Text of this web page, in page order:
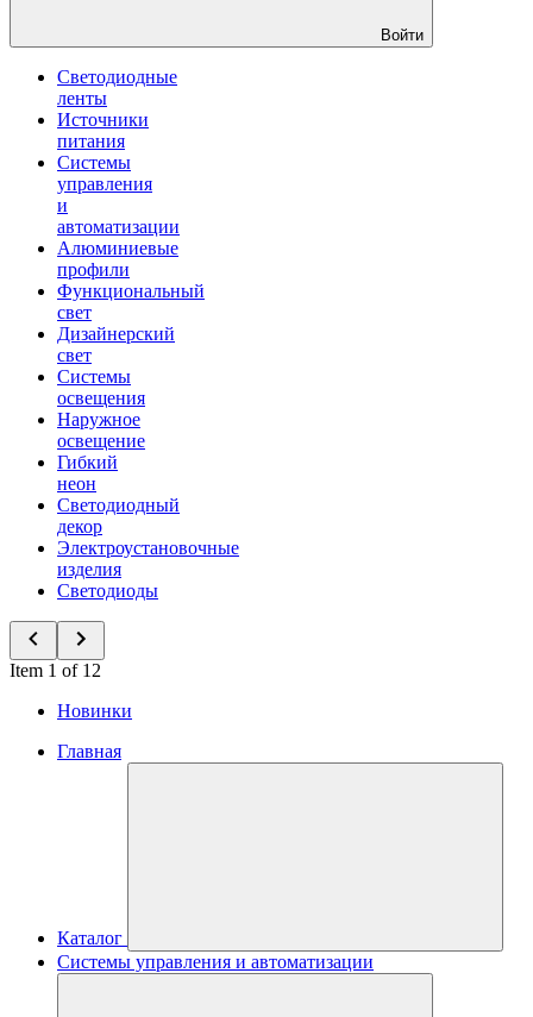
Войти
Светодиодные
ленты
Источники
питания
Системы
управления
и
автоматизации
Алюминиевые
профили
Функциональный
свет
Дизайнерский
свет
Системы
освещения
Наружное
освещение
Гибкий
неон
Светодиодный
декор
Электроустановочные
изделия
Светодиоды
Item 1 of 12
Новинки
Главная
Каталог
Системы управления и автоматизации